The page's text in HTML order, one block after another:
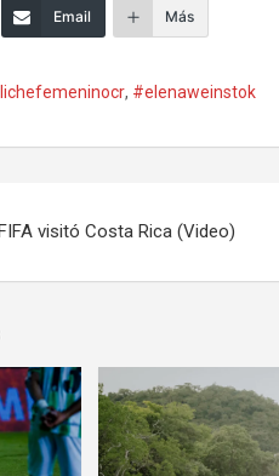
Email Más
, #elenaweinstok
visitó Costa Rica (Video)